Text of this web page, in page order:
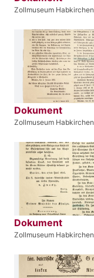
Zollmuseum Habkirchen
Dokument
Zollmuseum Habkirchen
Dokument
Zollmuseum Habkirchen